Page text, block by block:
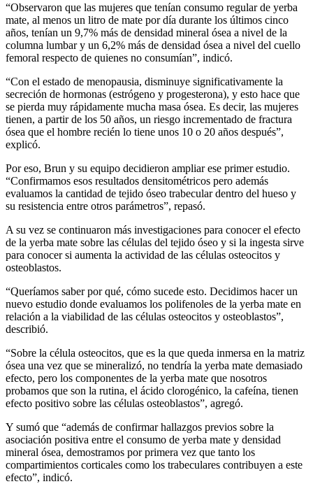
“Observaron que las mujeres que tenían consumo regular de yerba
mate, al menos un litro de mate por día durante los últimos cinco
años, tenían un 9,7% más de densidad mineral ósea a nivel de la
columna lumbar y un 6,2% más de densidad ósea a nivel del cuello
femoral respecto de quienes no consumían”, indicó.
“Con el estado de menopausia, disminuye significativamente la
secreción de hormonas (estrógeno y progesterona), y esto hace que
se pierda muy rápidamente mucha masa ósea. Es decir, las mujeres
tienen, a partir de los 50 años, un riesgo incrementado de fractura
ósea que el hombre recién lo tiene unos 10 o 20 años después”,
explicó.
Por eso, Brun y su equipo decidieron ampliar ese primer estudio.
“Confirmamos esos resultados densitométricos pero además
evaluamos la cantidad de tejido óseo trabecular dentro del hueso y
su resistencia entre otros parámetros”, repasó.
A su vez se continuaron más investigaciones para conocer el efecto
de la yerba mate sobre las células del tejido óseo y si la ingesta sirve
para conocer si aumenta la actividad de las células osteocitos y
osteoblastos.
“Queríamos saber por qué, cómo sucede esto. Decidimos hacer un
nuevo estudio donde evaluamos los polifenoles de la yerba mate en
relación a la viabilidad de las células osteocitos y osteoblastos”,
describió.
“Sobre la célula osteocitos, que es la que queda inmersa en la matriz
ósea una vez que se mineralizó, no tendría la yerba mate demasiado
efecto, pero los componentes de la yerba mate que nosotros
probamos que son la rutina, el ácido clorogénico, la cafeína, tienen
efecto positivo sobre las células osteoblastos”, agregó.
Y sumó que “además de confirmar hallazgos previos sobre la
asociación positiva entre el consumo de yerba mate y densidad
mineral ósea, demostramos por primera vez que tanto los
compartimientos corticales como los trabeculares contribuyen a este
efecto”, indicó.